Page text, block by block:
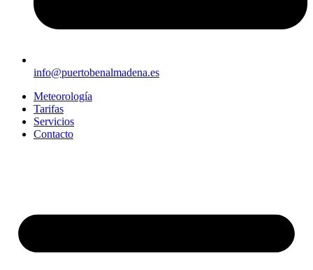
info@puertobenalmadena.es
Meteorología
Tarifas
Servicios
Contacto